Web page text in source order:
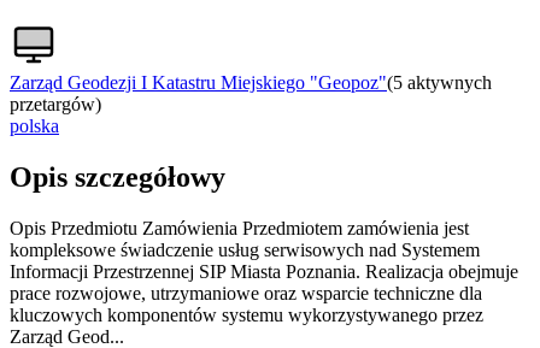
Zarząd Geodezji I Katastru Miejskiego "Geopoz"(5 aktywnych
przetargów)
polska
Opis szczegółowy
Opis Przedmiotu Zamówienia Przedmiotem zamówienia jest
kompleksowe świadczenie usług serwisowych nad Systemem
Informacji Przestrzennej SIP Miasta Poznania. Realizacja obejmuje
prace rozwojowe, utrzymaniowe oraz wsparcie techniczne dla
kluczowych komponentów systemu wykorzystywanego przez
Zarząd Geod...